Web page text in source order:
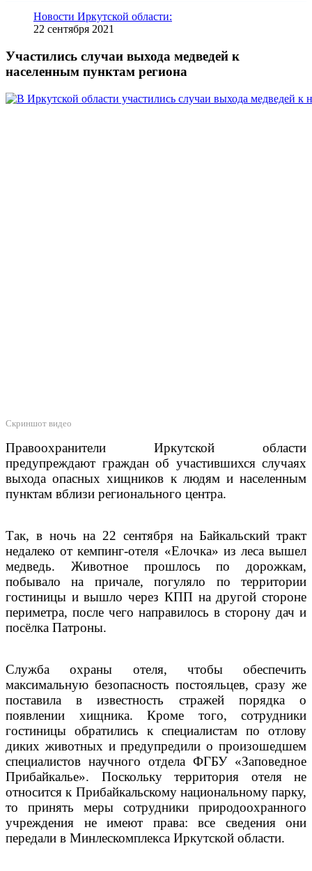
Новости Иркутской области:
22 сентября 2021
Участились случаи выхода медведей к
населенным пунктам региона
Скриншот видео
Правоохранители Иркутской области
предупреждают граждан об участившихся случаях
выхода опасных хищников к людям и населенным
пунктам вблизи регионального центра.
Так, в ночь на 22 сентября на Байкальский тракт
недалеко от кемпинг-отеля «Елочка» из леса вышел
медведь. Животное прошлось по дорожкам,
побывало на причале, погуляло по территории
гостиницы и вышло через КПП на другой стороне
периметра, после чего направилось в сторону дач и
посёлка Патроны.
Служба охраны отеля, чтобы обеспечить
максимальную безопасность постояльцев, сразу же
поставила в известность стражей порядка о
появлении хищника. Кроме того, сотрудники
гостиницы обратились к специалистам по отлову
диких животных и предупредили о произошедшем
специалистов научного отдела ФГБУ «Заповедное
Прибайкалье». Поскольку территория отеля не
относится к Прибайкальскому национальному парку,
то принять меры сотрудники природоохранного
учреждения не имеют права: все сведения они
передали в Минлескомплекса Иркутской области.